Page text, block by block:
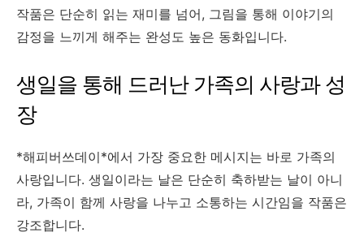
작품은 단순히 읽는 재미를 넘어, 그림을 통해 이야기의
감정을 느끼게 해주는 완성도 높은 동화입니다.
생일을 통해 드러난 가족의 사랑과 성
장
*해피버쓰데이*에서 가장 중요한 메시지는 바로 가족의
사랑입니다. 생일이라는 날은 단순히 축하받는 날이 아니
라, 가족이 함께 사랑을 나누고 소통하는 시간임을 작품은
강조합니다.